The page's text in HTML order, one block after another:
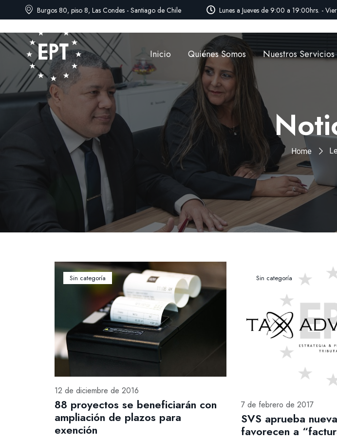
Burgos 80, piso 8, Las Condes - Santiago de Chile Lunes a Jueves de 9:00 a 19:00hrs. -
Inicio Quiénes Somos Nuestros Servicios
Home
Sin categoría
12 de diciembre de 2016
88 proyectos se beneficiarán con
ampliación de plazos para
exención
Sin categoría
7 de febrero de 2017
SVS aprueba
favorecen a